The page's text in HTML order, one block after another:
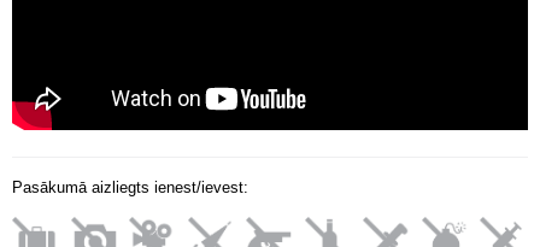
Pasākumā aizliegts ienest/ievest: